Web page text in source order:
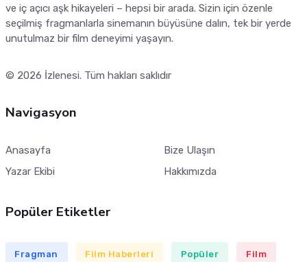
ve iç açıcı aşk hikayeleri – hepsi bir arada. Sizin için özenle
seçilmiş fragmanlarla sinemanın büyüsüne dalın, tek bir yerde
unutulmaz bir film deneyimi yaşayın.
© 2026 İzlenesi. Tüm hakları saklıdır
Navigasyon
Anasayfa
Yazar Ekibi
Bize Ulaşın
Hakkımızda
Popüler Etiketler
Fragman Film Haberleri Popüler Film